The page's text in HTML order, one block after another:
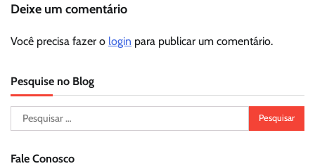
Deixe um comentário
Você precisa fazer o login para publicar um comentário.
Pesquise no Blog
Pesquisar
por:
Fale Conosco